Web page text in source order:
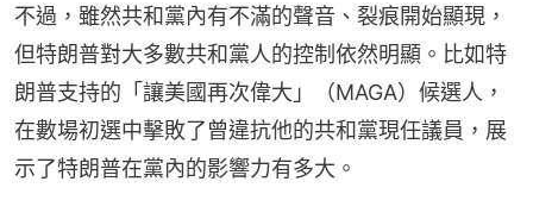
不過，雖然共和黨內有不滿的聲音、裂痕開始顯現，
但特朗普對大多數共和黨人的控制依然明顯。比如特
朗普支持的「讓美國再次偉大」（MAGA）候選人，
在數場初選中擊敗了曾違抗他的共和黨現任議員，展
示了特朗普在黨內的影響力有多大。